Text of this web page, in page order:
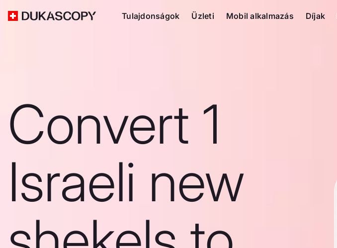
Tulajdonságok Üzleti Mobil alkalmazás Díjak
Convert 1
Israeli new